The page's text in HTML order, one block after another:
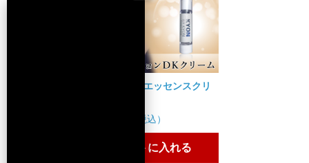
2024/10/25 投稿者：youmin おすすめレベル：
毛穴を綺麗にしてから化粧水の前に入れてみました。
2024/10/23 投稿者：chobitaro おすすめレベル：
お肌にめちゃくちゃ入ります!たっぷりの美容成分がぐんぐんお肌
に吸収されてもっちもちになります。これはもう手放せない!!!!
DKクリーム(エッセンスクリ
15,000円（税込）
カートに入れる